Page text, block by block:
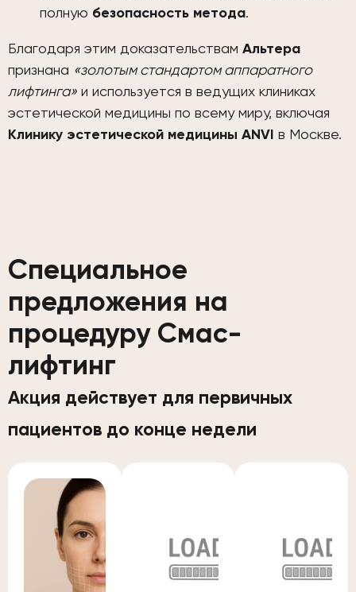
полную безопасность метода.
Благодаря этим доказательствам Альтера
признана «золотым стандартом аппаратного
лифтинга» и используется в ведущих клиниках
эстетической медицины по всему миру, включая
Клинику эстетической медицины ANVI в Москве.
Специальное
предложения на
процедуру Смас-
лифтинг
Акция действует для первичных
пациентов до конце недели